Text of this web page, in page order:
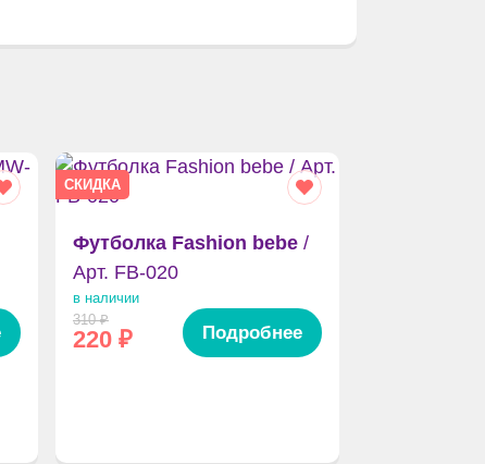
СКИДКА
Футболка Fashion bebe /
Арт. FB-020
в наличии
310₽
220 ₽ Подробнее